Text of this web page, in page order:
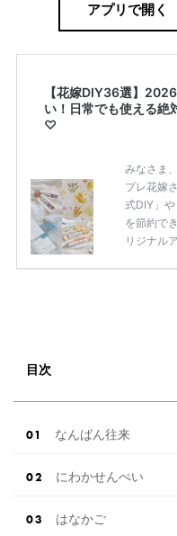
アプリで開く
【花嫁DIY36選】
い！日常でも使える絶
♡
みなさま
プレ花嫁
式DIY」
を節約で
リジナル
ン内容を
目次
なんばん往来
にわかせんぺい
はなかご